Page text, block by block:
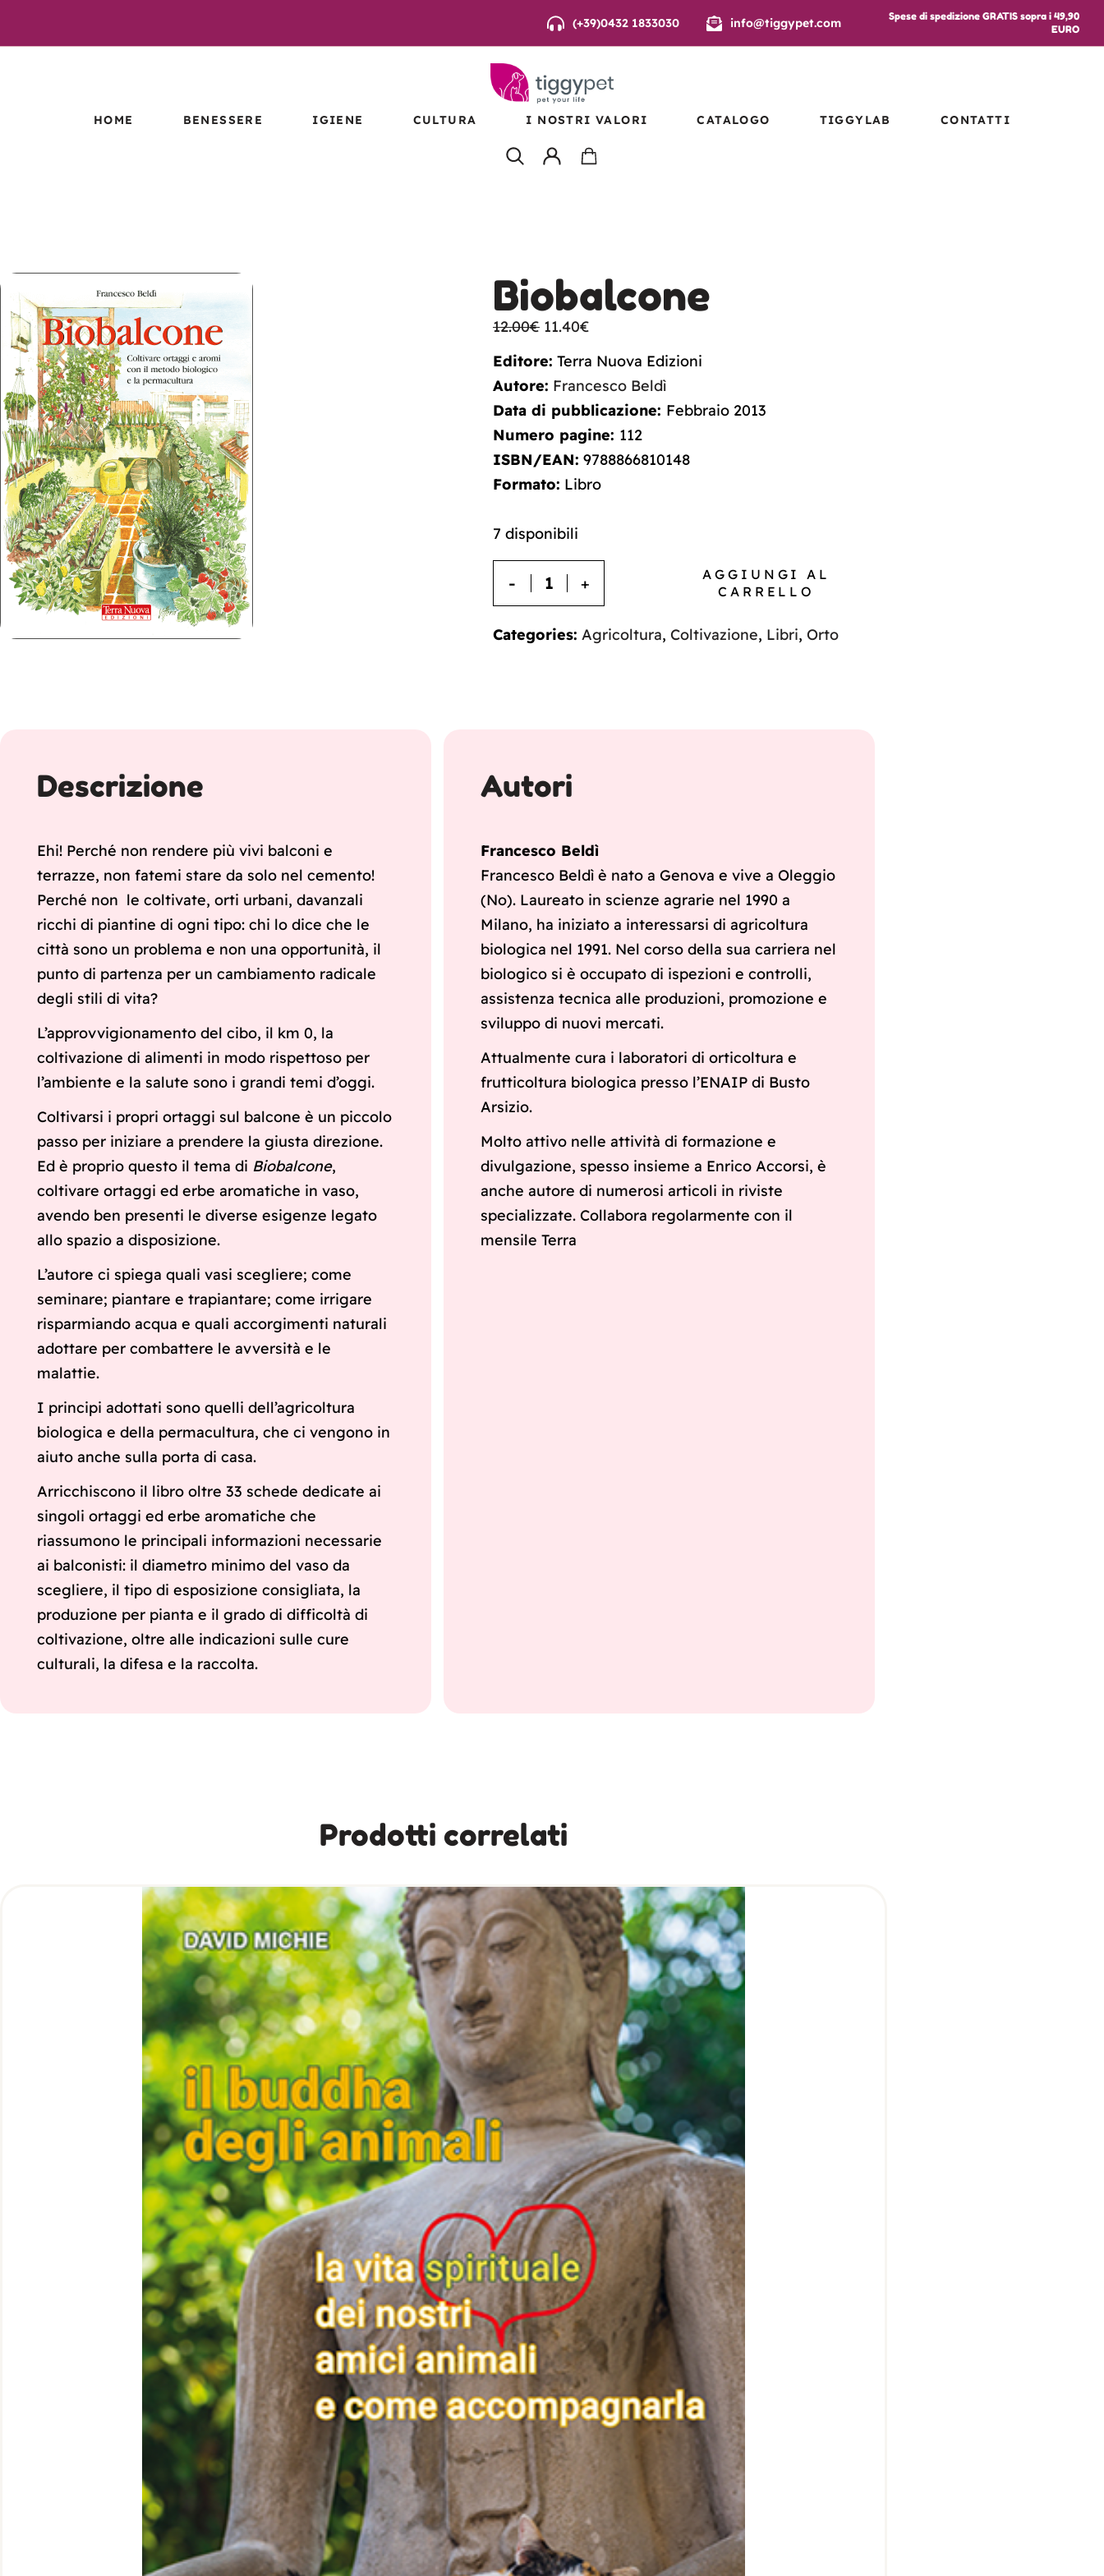
(+39)0432 1833030 info@tiggypet.com
Spese di spedizione GRATIS sopra i 49,90
EURO
HOME BENESSERE
LINEA CBD
IGIENE CULTURA I NOSTRI VALORI CATALOGO TIGGYLAB CONTATTI
Biobalcone
12.00€ 11.40€
Editore: Terra Nuova Edizioni
Autore: Francesco Beldì
Data di pubblicazione: Febbraio 2013
Numero pagine: 112
ISBN/EAN: 9788866810148
Formato: Libro
7 disponibili
AGGIUNGI AL
CARRELLO
Categories: Agricoltura, Coltivazione, Libri, Orto
Descrizione
Ehi! Perché non rendere più vivi balconi e
terrazze, non fatemi stare da solo nel cemento!
Perché non le coltivate, orti urbani, davanzali
ricchi di piantine di ogni tipo: chi lo dice che le
città sono un problema e non una opportunità, il
punto di partenza per un cambiamento radicale
degli stili di vita?
L’approvvigionamento del cibo, il km 0, la
coltivazione di alimenti in modo rispettoso per
l’ambiente e la salute sono i grandi temi d’oggi.
Coltivarsi i propri ortaggi sul balcone è un piccolo
passo per iniziare a prendere la giusta direzione.
Ed è proprio questo il tema di Biobalcone,
coltivare ortaggi ed erbe aromatiche in vaso,
avendo ben presenti le diverse esigenze legato
allo spazio a disposizione.
L’autore ci spiega quali vasi scegliere; come
seminare; piantare e trapiantare; come irrigare
risparmiando acqua e quali accorgimenti naturali
adottare per combattere le avversità e le
malattie.
I principi adottati sono quelli dell’agricoltura
biologica e della permacultura, che ci vengono in
aiuto anche sulla porta di casa.
Arricchiscono il libro oltre 33 schede dedicate ai
singoli ortaggi ed erbe aromatiche che
riassumono le principali informazioni necessarie
ai balconisti: il diametro minimo del vaso da
scegliere, il tipo di esposizione consigliata, la
produzione per pianta e il grado di difficoltà di
coltivazione, oltre alle indicazioni sulle cure
culturali, la difesa e la raccolta.
Autori
Francesco Beldì
Francesco Beldì è nato a Genova e vive a Oleggio
(No). Laureato in scienze agrarie nel 1990 a
Milano, ha iniziato a interessarsi di agricoltura
biologica nel 1991. Nel corso della sua carriera nel
biologico si è occupato di ispezioni e controlli,
assistenza tecnica alle produzioni, promozione e
sviluppo di nuovi mercati.
Attualmente cura i laboratori di orticoltura e
frutticoltura biologica presso l’ENAIP di Busto
Arsizio.
Molto attivo nelle attività di formazione e
divulgazione, spesso insieme a Enrico Accorsi, è
anche autore di numerosi articoli in riviste
specializzate. Collabora regolarmente con il
mensile Terra
Prodotti correlati